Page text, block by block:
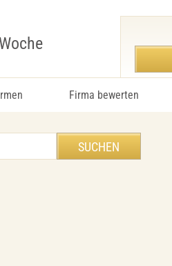
Firma bewerten